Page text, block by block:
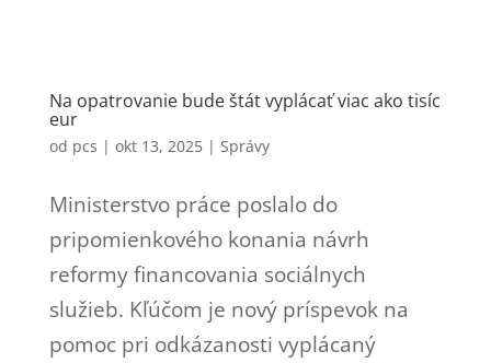
Na opatrovanie bude štát vyplácať viac ako tisíc
eur
od pcs | okt 13, 2025| Správy
Ministerstvo práce poslalo do
pripomienkového konania návrh
reformy financovania sociálnych
služieb. Kľúčom je nový príspevok na
pomoc pri odkázanosti vyplácaný